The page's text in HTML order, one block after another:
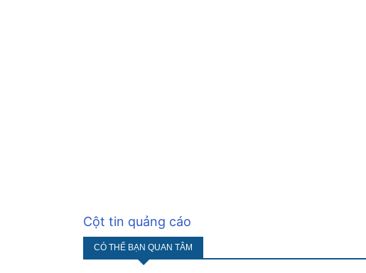
Cột tin quảng cáo
CÓ THỂ BẠN QUAN TÂM